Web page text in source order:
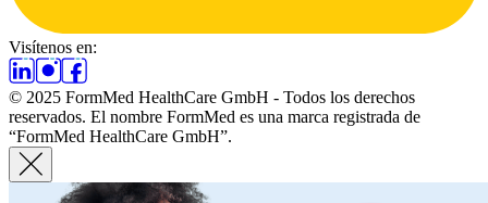
Visítenos en:
© 2025 FormMed HealthCare GmbH - Todos los derechos
reservados. El nombre FormMed es una marca registrada de
“FormMed HealthCare GmbH”.